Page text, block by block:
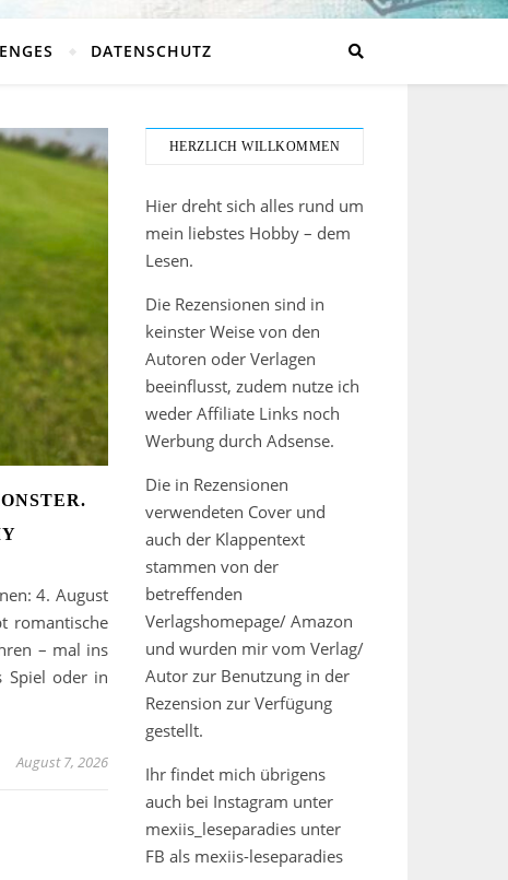
DATENSCHUTZ
4. August
romantische
– mal ins
Spiel oder in
August 7, 2026
HERZLICH WILLKOMMEN
Hier dreht sich alles rund um
mein liebstes Hobby – dem
Lesen.
Die Rezensionen sind in
keinster Weise von den
Autoren oder Verlagen
beeinflusst, zudem nutze ich
weder Affiliate Links noch
Werbung durch Adsense.
Die in Rezensionen
verwendeten Cover und
auch der Klappentext
stammen von der
betreffenden
Verlagshomepage/ Amazon
und wurden mir vom Verlag/
Autor zur Benutzung in der
Rezension zur Verfügung
gestellt.
Ihr findet mich übrigens
auch bei Instagram unter
mexiis_leseparadies unter
FB als mexiis-leseparadies